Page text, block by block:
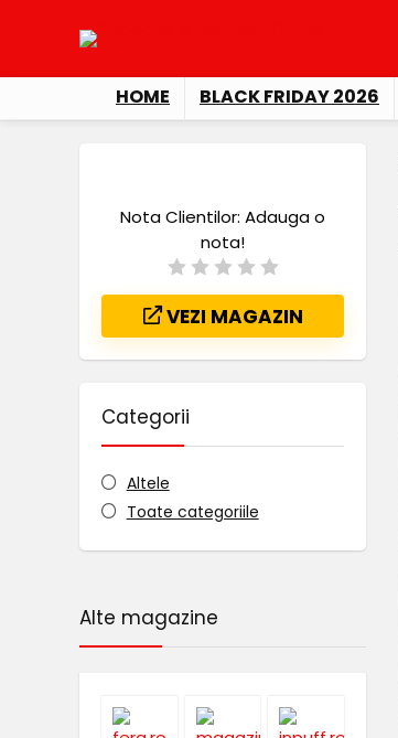
HOME BLACK FRIDAY 2026
Nota Clientilor: Adauga o
nota!
VEZI MAGAZIN
Categorii
Altele
Toate categoriile
Alte magazine